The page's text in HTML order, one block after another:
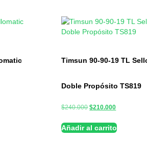
Timsun 90-90-19 TL
Doble Propósito TS819
$240.000 $210.000
Añadir al carrito